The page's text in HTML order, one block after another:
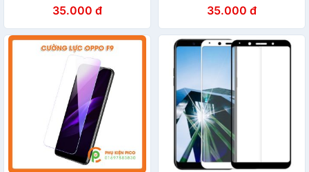
35.000 đ 35.000 đ